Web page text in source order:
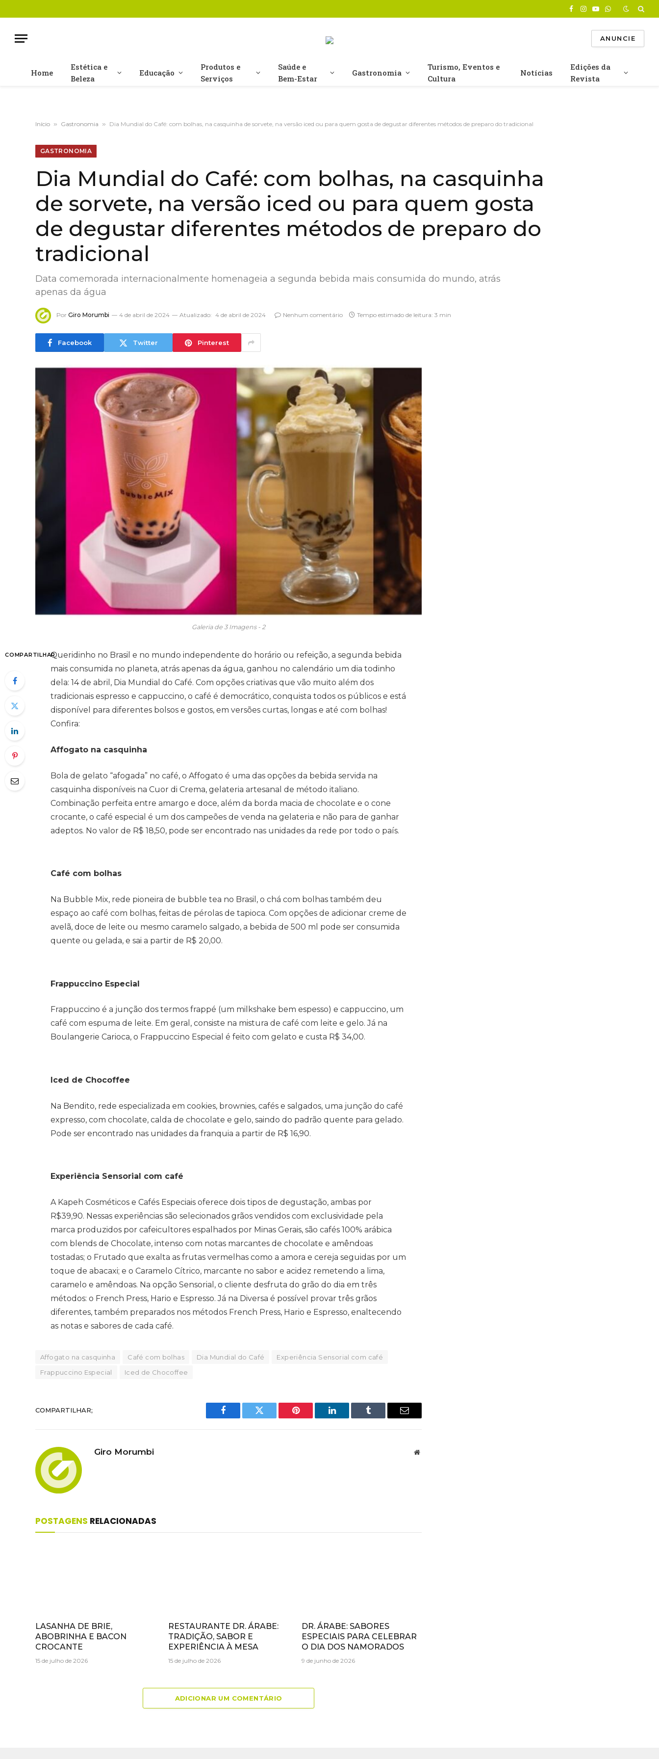
Facebook
Instagram
YouTube
WhatsApp
ANUNCIE
Home
Estética e
Beleza
Educação
Produtos e
Serviços
Saúde e
Bem-Estar
Gastronomia
Turismo, Eventos e
Cultura
Notícias
Edições da
Revista
Início » Gastronomia » Dia Mundial do Café: com bolhas, na casquinha de sorvete, na versão iced ou para quem gosta de degustar diferentes métodos de preparo do tradicional
GASTRONOMIA
Dia Mundial do Café: com bolhas, na casquinha
de sorvete, na versão iced ou para quem gosta
de degustar diferentes métodos de preparo do
tradicional
Data comemorada internacionalmente homenageia a segunda bebida mais consumida do mundo, atrás
apenas da água
Por Giro Morumbi 4 de abril de 2024 Atualizado: 4 de abril de 2024 Nenhum comentário Tempo estimado de leitura: 3 min
Facebook Twitter Pinterest
Galeria de 3 Imagens - 2
COMPARTILHARQueridinho no Brasil e no mundo independente do horário ou refeição, a segunda bebida
mais consumida no planeta, atrás apenas da água, ganhou no calendário um dia todinho
dela: 14 de abril, Dia Mundial do Café. Com opções criativas que vão muito além dos
tradicionais espresso e cappuccino, o café é democrático, conquista todos os públicos e está
disponível para diferentes bolsos e gostos, em versões curtas, longas e até com bolhas!
Confira:
Affogato na casquinha
Bola de gelato “afogada” no café, o Affogato é uma das opções da bebida servida na
casquinha disponíveis na Cuor di Crema, gelateria artesanal de método italiano.
Combinação perfeita entre amargo e doce, além da borda macia de chocolate e o cone
crocante, o café especial é um dos campeões de venda na gelateria e não para de ganhar
adeptos. No valor de R$ 18,50, pode ser encontrado nas unidades da rede por todo o país.
Café com bolhas
Na Bubble Mix, rede pioneira de bubble tea no Brasil, o chá com bolhas também deu
espaço ao café com bolhas, feitas de pérolas de tapioca. Com opções de adicionar creme de
avelã, doce de leite ou mesmo caramelo salgado, a bebida de 500 ml pode ser consumida
quente ou gelada, e sai a partir de R$ 20,00.
Frappuccino Especial
Frappuccino é a junção dos termos frappé (um milkshake bem espesso) e cappuccino, um
café com espuma de leite. Em geral, consiste na mistura de café com leite e gelo. Já na
Boulangerie Carioca, o Frappuccino Especial é feito com gelato e custa R$ 34,00.
Iced de Chocoffee
Na Bendito, rede especializada em cookies, brownies, cafés e salgados, uma junção do café
expresso, com chocolate, calda de chocolate e gelo, saindo do padrão quente para gelado.
Pode ser encontrado nas unidades da franquia a partir de R$ 16,90.
Experiência Sensorial com café
A Kapeh Cosméticos e Cafés Especiais oferece dois tipos de degustação, ambas por
R$39,90. Nessas experiências são selecionados grãos vendidos com exclusividade pela
marca produzidos por cafeicultores espalhados por Minas Gerais, são cafés 100% arábica
com blends de Chocolate, intenso com notas marcantes de chocolate e amêndoas
tostadas; o Frutado que exalta as frutas vermelhas como a amora e cereja seguidas por um
toque de abacaxi; e o Caramelo Cítrico, marcante no sabor e acidez remetendo a lima,
caramelo e amêndoas. Na opção Sensorial, o cliente desfruta do grão do dia em três
métodos: o French Press, Hario e Espresso. Já na Diversa é possível provar três grãos
diferentes, também preparados nos métodos French Press, Hario e Espresso, enaltecendo
as notas e sabores de cada café.
Affogato na casquinha Café com bolhas Dia Mundial do Café
Experiência Sensorial com café
Frappuccino Especial
Iced de Chocoffee
COMPARTILHAR;
Facebook Twitter Pinterest LinkedIn Tumblr Email
Giro Morumbi Website
POSTAGENS RELACIONADAS
LASANHA DE BRIE,
ABOBRINHA E BACON
CROCANTE
15 de julho de 2026
RESTAURANTE DR. ÁRABE:
TRADIÇÃO, SABOR E
EXPERIÊNCIA À MESA
15 de julho de 2026
DR. ÁRABE: SABORES
ESPECIAIS PARA CELEBRAR
O DIA DOS NAMORADOS
9 de junho de 2026
ADICIONAR UM COMENTÁRIO